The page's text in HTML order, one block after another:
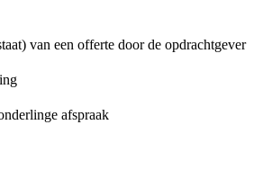
van een offerte door de opdrachtgever
afspraak